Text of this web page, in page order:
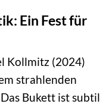
Ein Fest für
Kollmitz (2024)
strahlenden
Bukett ist subtil